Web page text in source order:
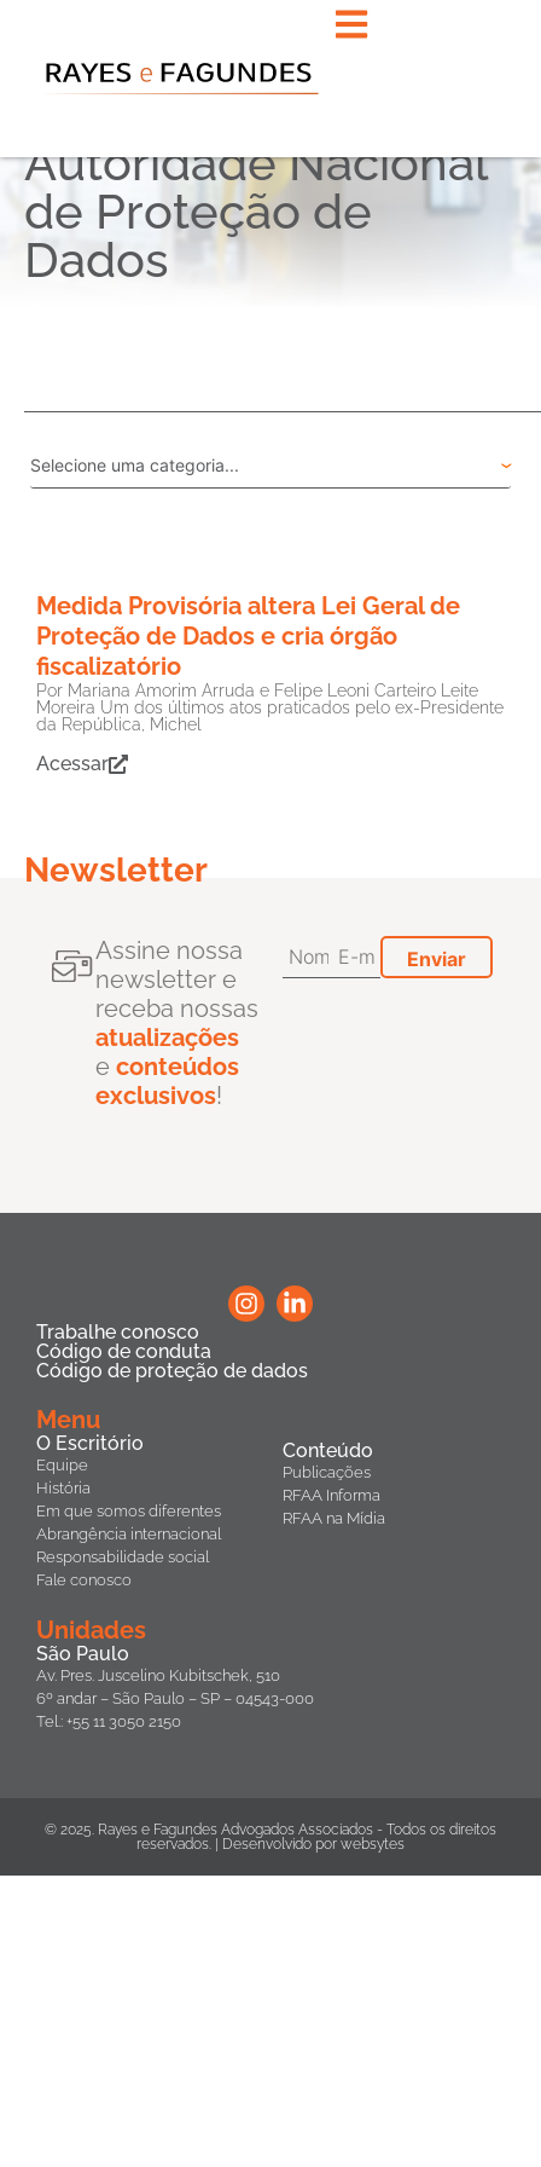
Autoridade Nacional
de Proteção de
Dados
Medida Provisória altera Lei Geral de
Proteção de Dados e cria órgão
fiscalizatório
Por Mariana Amorim Arruda e Felipe Leoni Carteiro Leite
Moreira Um dos últimos atos praticados pelo ex-Presidente
da República, Michel
Acessar
Newsletter
Assine nossa
newsletter e
receba nossas
atualizações
e conteúdos
exclusivos!
Trabalhe conosco
Código de conduta
Código de proteção de dados
Menu
O Escritório
Equipe
História
Em que somos diferentes
Abrangência internacional
Responsabilidade social
Fale conosco
Conteúdo
Publicações
RFAA Informa
RFAA na Mídia
Unidades
São Paulo
Av. Pres. Juscelino Kubitschek, 510
6º andar – São Paulo – SP – 04543-000
Tel.: +55 11 3050 2150
© 2025. Rayes e Fagundes Advogados Associados - Todos os direitos
reservados. | Desenvolvido por websytes